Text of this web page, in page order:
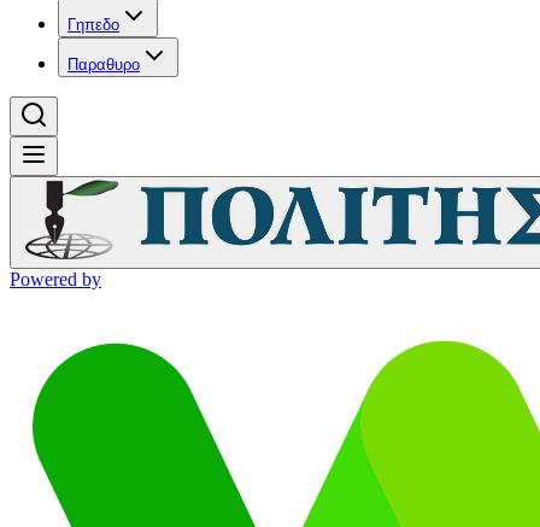
Γηπεδο
Παραθυρο
Powered by